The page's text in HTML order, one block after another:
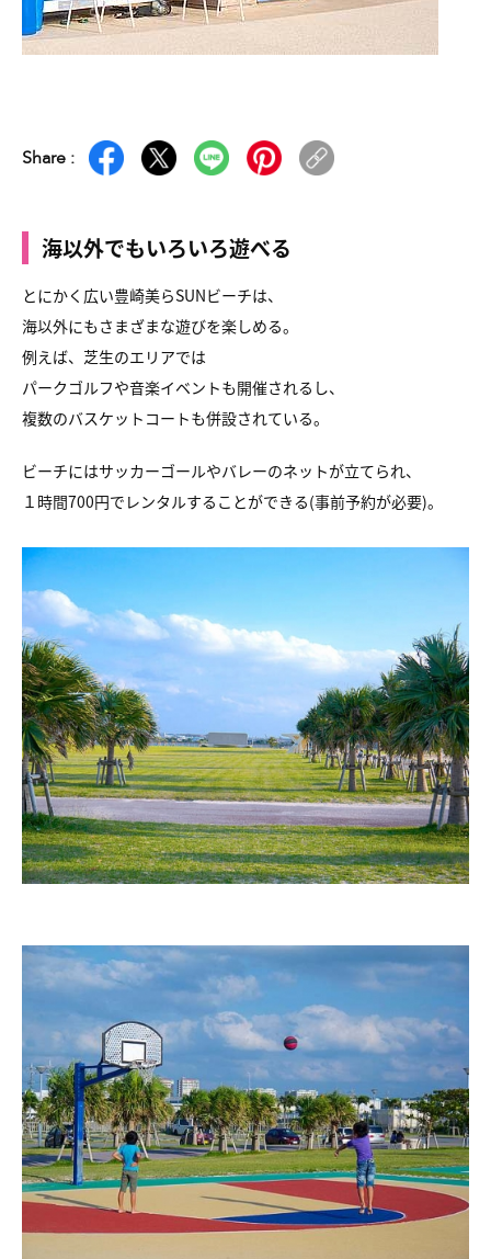
Share :
海以外でもいろいろ遊べる
とにかく広い豊崎美らSUNビーチは、
海以外にもさまざまな遊びを楽しめる。
例えば、芝生のエリアでは
パークゴルフや音楽イベントも開催されるし、
複数のバスケットコートも併設されている。
ビーチにはサッカーゴールやバレーのネットが立てられ、
１時間700円でレンタルすることができる(事前予約が必要)。